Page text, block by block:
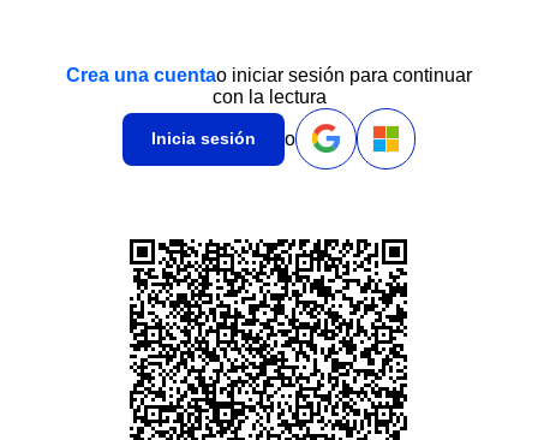
Crea una cuentao iniciar sesión para continuar
con la lectura
Inicia sesión o